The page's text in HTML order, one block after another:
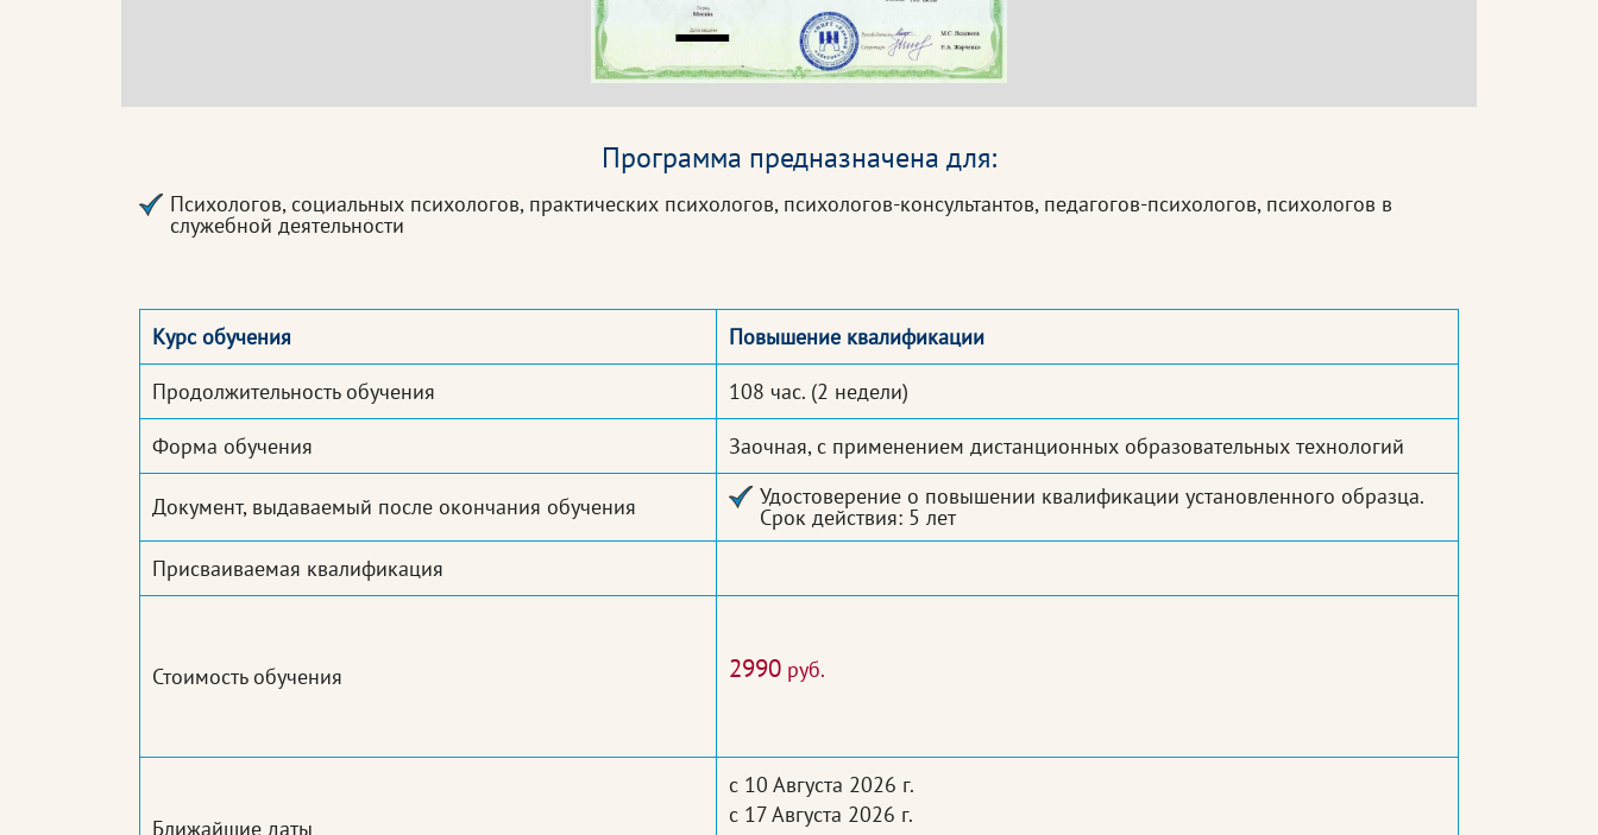
Программа предназначена для:
Психологов, социальных психологов, практических психологов, психологов-консультантов, педагогов-психологов, психологов в
служебной деятельности
Курс обучения
Повышение квалификации
Продолжительность обучения
108 час. (2 недели)
Форма обучения
Заочная, с применением дистанционных образовательных технологий
Документ, выдаваемый после окончания обучения Удостоверение о повышении квалификации установленного образца.
Срок действия: 5 лет
Присваиваемая квалификация
Стоимость обучения 2990 руб.
Ближайшие даты
с 10 Августа 2026 г.
с 17 Августа 2026 г.